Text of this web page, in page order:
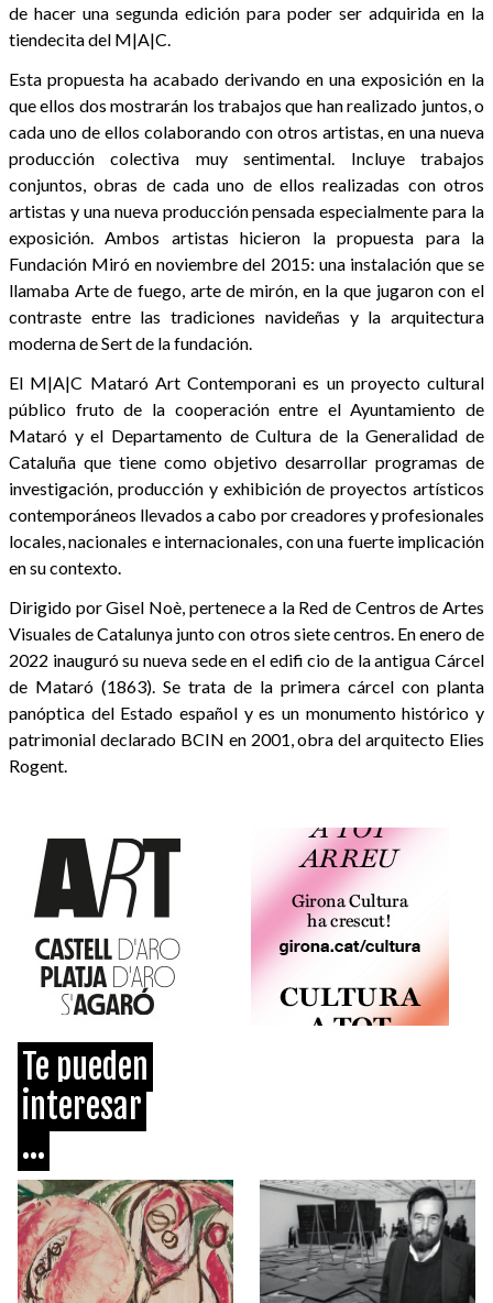
de hacer una segunda edición para poder ser adquirida en la
tiendecita del M|A|C.
Esta propuesta ha acabado derivando en una exposición en la
que ellos dos mostrarán los trabajos que han realizado juntos, o
cada uno de ellos colaborando con otros artistas, en una nueva
producción colectiva muy sentimental. Incluye trabajos
conjuntos, obras de cada uno de ellos realizadas con otros
artistas y una nueva producción pensada especialmente para la
exposición. Ambos artistas hicieron la propuesta para la
Fundación Miró en noviembre del 2015: una instalación que se
llamaba Arte de fuego, arte de mirón, en la que jugaron con el
contraste entre las tradiciones navideñas y la arquitectura
moderna de Sert de la fundación.
El M|A|C Mataró Art Contemporani es un proyecto cultural
público fruto de la cooperación entre el Ayuntamiento de
Mataró y el Departamento de Cultura de la Generalidad de
Cataluña que tiene como objetivo desarrollar programas de
investigación, producción y exhibición de proyectos artísticos
contemporáneos llevados a cabo por creadores y profesionales
locales, nacionales e internacionales, con una fuerte implicación
en su contexto.
Dirigido por Gisel Noè, pertenece a la Red de Centros de Artes
Visuales de Catalunya junto con otros siete centros. En enero de
2022 inauguró su nueva sede en el edifi cio de la antigua Cárcel
de Mataró (1863). Se trata de la primera cárcel con planta
panóptica del Estado español y es un monumento histórico y
patrimonial declarado BCIN en 2001, obra del arquitecto Elies
Rogent.
Te pueden
interesar
...